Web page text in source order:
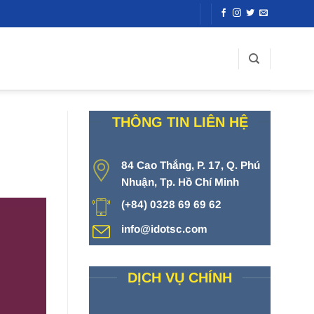
THÔNG TIN LIÊN HỆ
84 Cao Thắng, P. 17, Q. Phú
Nhuận, Tp. Hồ Chí Minh
(+84) 0328 69 69 62
info@idotsc.com
DỊCH VỤ CHÍNH